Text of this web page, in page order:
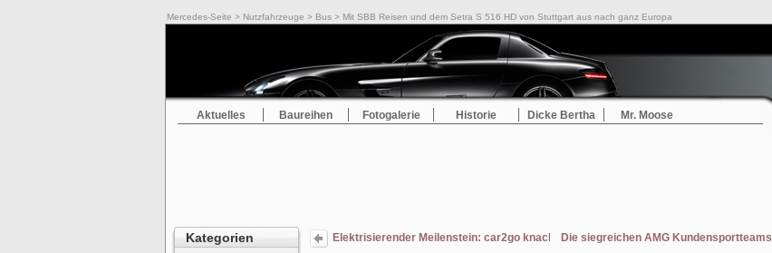
Mercedes-Seite > Nutzfahrzeuge > Bus > Mit SBB Reisen und dem Setra S 516 HD von Stuttgart aus nach ganz Europa
Aktuelles Baureihen Fotogalerie Historie Dicke Bertha Mr. Moose
Kategorien Elektrisierender Meilenstein: car2go knackt die 1 Million Kilometer Marke in Stuttgart
Die siegreichen AMG Kundensportteams